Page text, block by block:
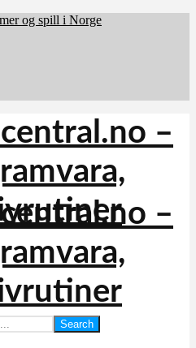
og spill i Norge
Search